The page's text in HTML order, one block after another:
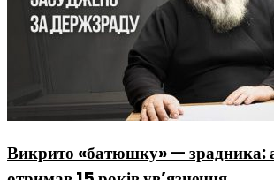
Викрито «батюшку» — зрадника: